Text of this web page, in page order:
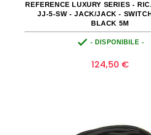
REFERENCE LUXURY SERIES -
JJ-5-SW - JACK/JACK -
BLACK 5M
 - DISPONIBILE -
124,50 €